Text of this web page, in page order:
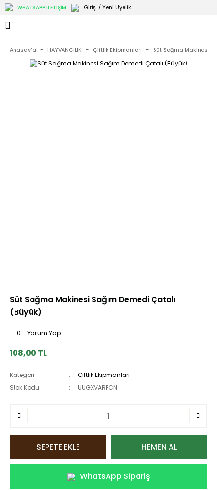
WHATSAPP İLETİŞİM Giriş / Yeni Üyelik
Anasayfa HAYVANCILIK Çiftlik Ekipmanları Süt Sağma Makinesi
Süt Sağma Makinesi Sağım Demedi Çatalı
(Büyük)
0 - Yorum Yap
108,00 TL
Kategori
Çiftlik Ekipmanları
Stok Kodu
UUGXVARFCN
SEPETE EKLE HEMEN AL
WhatsApp Sipariş